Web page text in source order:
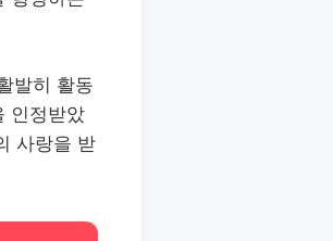
발히 활동
인정받았
사랑을 받